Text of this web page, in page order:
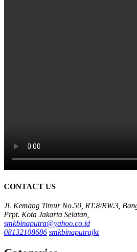
CONTACT US
Jl. Kemang Timur No.50, RT.8/RW.3,
Prpt. Kota Jakarta Selatan,
smkbinaputra@yahoo.co.id
08132108686 smkbinaputrajkt